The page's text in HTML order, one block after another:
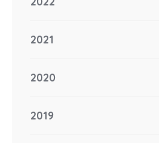
2021
2020
2019